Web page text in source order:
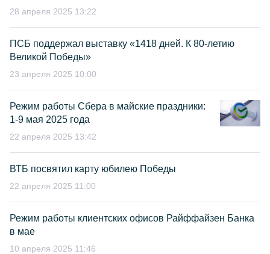
28 апреля 2025 13:22
ПСБ поддержал выставку «1418 дней. К 80-летию
Великой Победы»
23 апреля 2025 10:00
Режим работы Сбера в майские праздники:
1-9 мая 2025 года
22 апреля 2025 13:42
ВТБ посвятил карту юбилею Победы
22 апреля 2025 11:00
Режим работы клиентских офисов Райффайзен Банка
в мае
10 апреля 2025 11:46